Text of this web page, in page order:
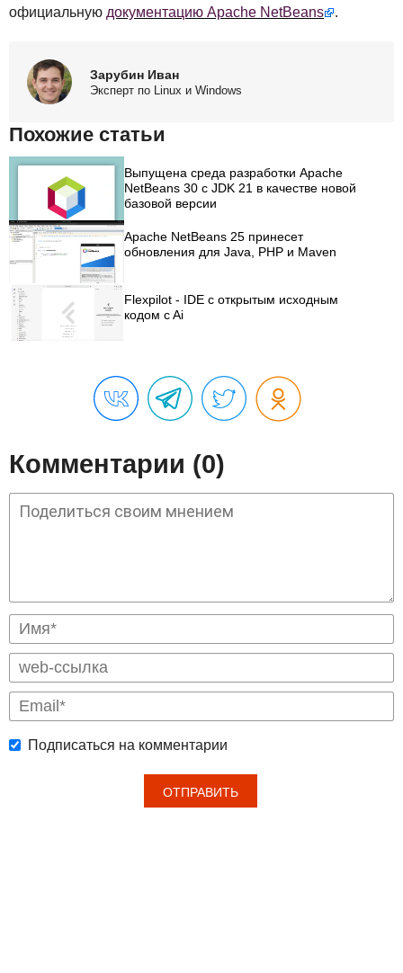
официальную документацию Apache NetBeans .
Зарубин Иван
Эксперт по Linux и Windows
Похожие статьи
Выпущена среда разработки Apache
NetBeans 30 с JDK 21 в качестве новой
базовой версии
Apache NetBeans 25 принесет
обновления для Java, PHP и Maven
Flexpilot - IDE с открытым исходным
кодом c Ai
Комментарии (0)
Подписаться на комментарии